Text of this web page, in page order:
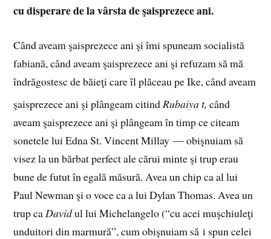
cu disperare de la vârsta de şaisprezece ani.
Când aveam şaisprezece ani şi îmi spuneam socialistă
fabiană, când aveam şaisprezece ani şi refuzam să mă
îndrăgostesc de băieţi care îl plăceau pe Ike, când aveam
şaisprezece ani şi plângeam citind Rubaiyat,când
aveam şaisprezece ani şi plângeam în timp ce citeam
sonetele lui Edna St. Vincent Millay — obişnuiam să
visez la un bărbat perfect ale cărui minte şi trup erau
bune de futut în egală măsură. Avea un chip ca al lui
Paul Newman şi o voce ca a lui Dylan Thomas. Avea un
trup ca Davidul lui Michelangelo (“cu acei muşchiuleţi
unduitori din marmură”, cum obişnuiam să i spun celei